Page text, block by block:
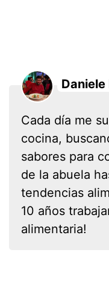
Cada día me
cocina,
sabores para
de la abuela
tendencias
10 años
alimentaria!